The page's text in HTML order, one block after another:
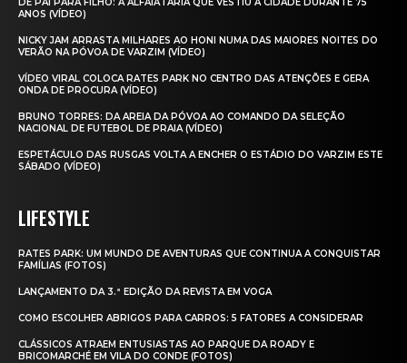
ANOS (VÍDEO)
NICKY JAM ARRASTA MILHARES AO HONI NUMA DAS MAIORES NOITES DO
VERÃO NA PÓVOA DE VARZIM (VÍDEO)
VÍDEO VIRAL COLOCA RATES PARK NO CENTRO DAS ATENÇÕES E GERA
ONDA DE PROCURA (VÍDEO)
BRUNO TORRES: DA AREIA DA PÓVOA AO COMANDO DA SELEÇÃO
NACIONAL DE FUTEBOL DE PRAIA (VÍDEO)
ESPETÁCULO DAS RUSGAS VOLTA A ENCHER O ESTÁDIO DO VARZIM ESTE
SÁBADO (VÍDEO)
LIFESTYLE
RATES PARK: UM MUNDO DE AVENTURAS QUE CONTINUA A CONQUISTAR
FAMÍLIAS (FOTOS)
LANÇAMENTO DA 3.ª EDIÇÃO DA REVISTA EM VOGA
COMO ESCOLHER ABRIGOS PARA CARROS: 5 FATORES A CONSIDERAR
CLÁSSICOS ATRAEM ENTUSIASTAS AO PARQUE DA ROADY E
BRICOMARCHÉ EM VILA DO CONDE (FOTOS)